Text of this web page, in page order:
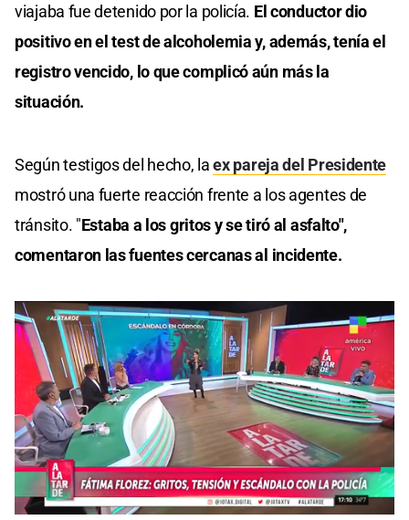
viajaba fue detenido por la policía. El conductor dio
positivo en el test de alcoholemia y, además, tenía el
registro vencido, lo que complicó aún más la
situación.
Según testigos del hecho, laex pareja del Presidente
mostró una fuerte reacción frente a los agentes de
tránsito. "Estaba a los gritos y se tiró al asfalto",
comentaron las fuentes cercanas al incidente.